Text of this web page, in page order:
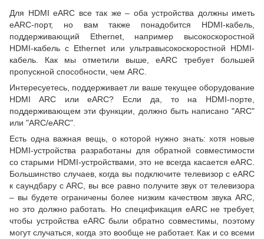
Для HDMI eARC все так же – оба устройства должны иметь
eARC-порт, но вам также понадобится HDMI-кабель,
поддерживающий Ethernet, например высокоскоростной
HDMI-кабель с Ethernet или ультравысокоскоростной HDMI-
кабель. Как мы отметили выше, eARC требует большей
пропускной способности, чем ARC.
Интересуетесь, поддерживает ли ваше текущее оборудование
HDMI ARC или eARC? Если да, то на HDMI-порте,
поддерживающем эти функции, должно быть написано "ARC"
или "ARC/eARC".
Есть одна важная вещь, о которой нужно знать: хотя новые
HDMI-устройства разработаны для обратной совместимости
со старыми HDMI-устройствами, это не всегда касается eARC.
Большинство случаев, когда вы подключите телевизор с eARC
к саундбару с ARC, вы все равно получите звук от телевизора
– вы будете ограничены более низким качеством звука ARC,
но это должно работать. Но спецификация eARC не требует,
чтобы устройства eARC были обратно совместимы, поэтому
могут случаться, когда это вообще не работает. Как и со всеми